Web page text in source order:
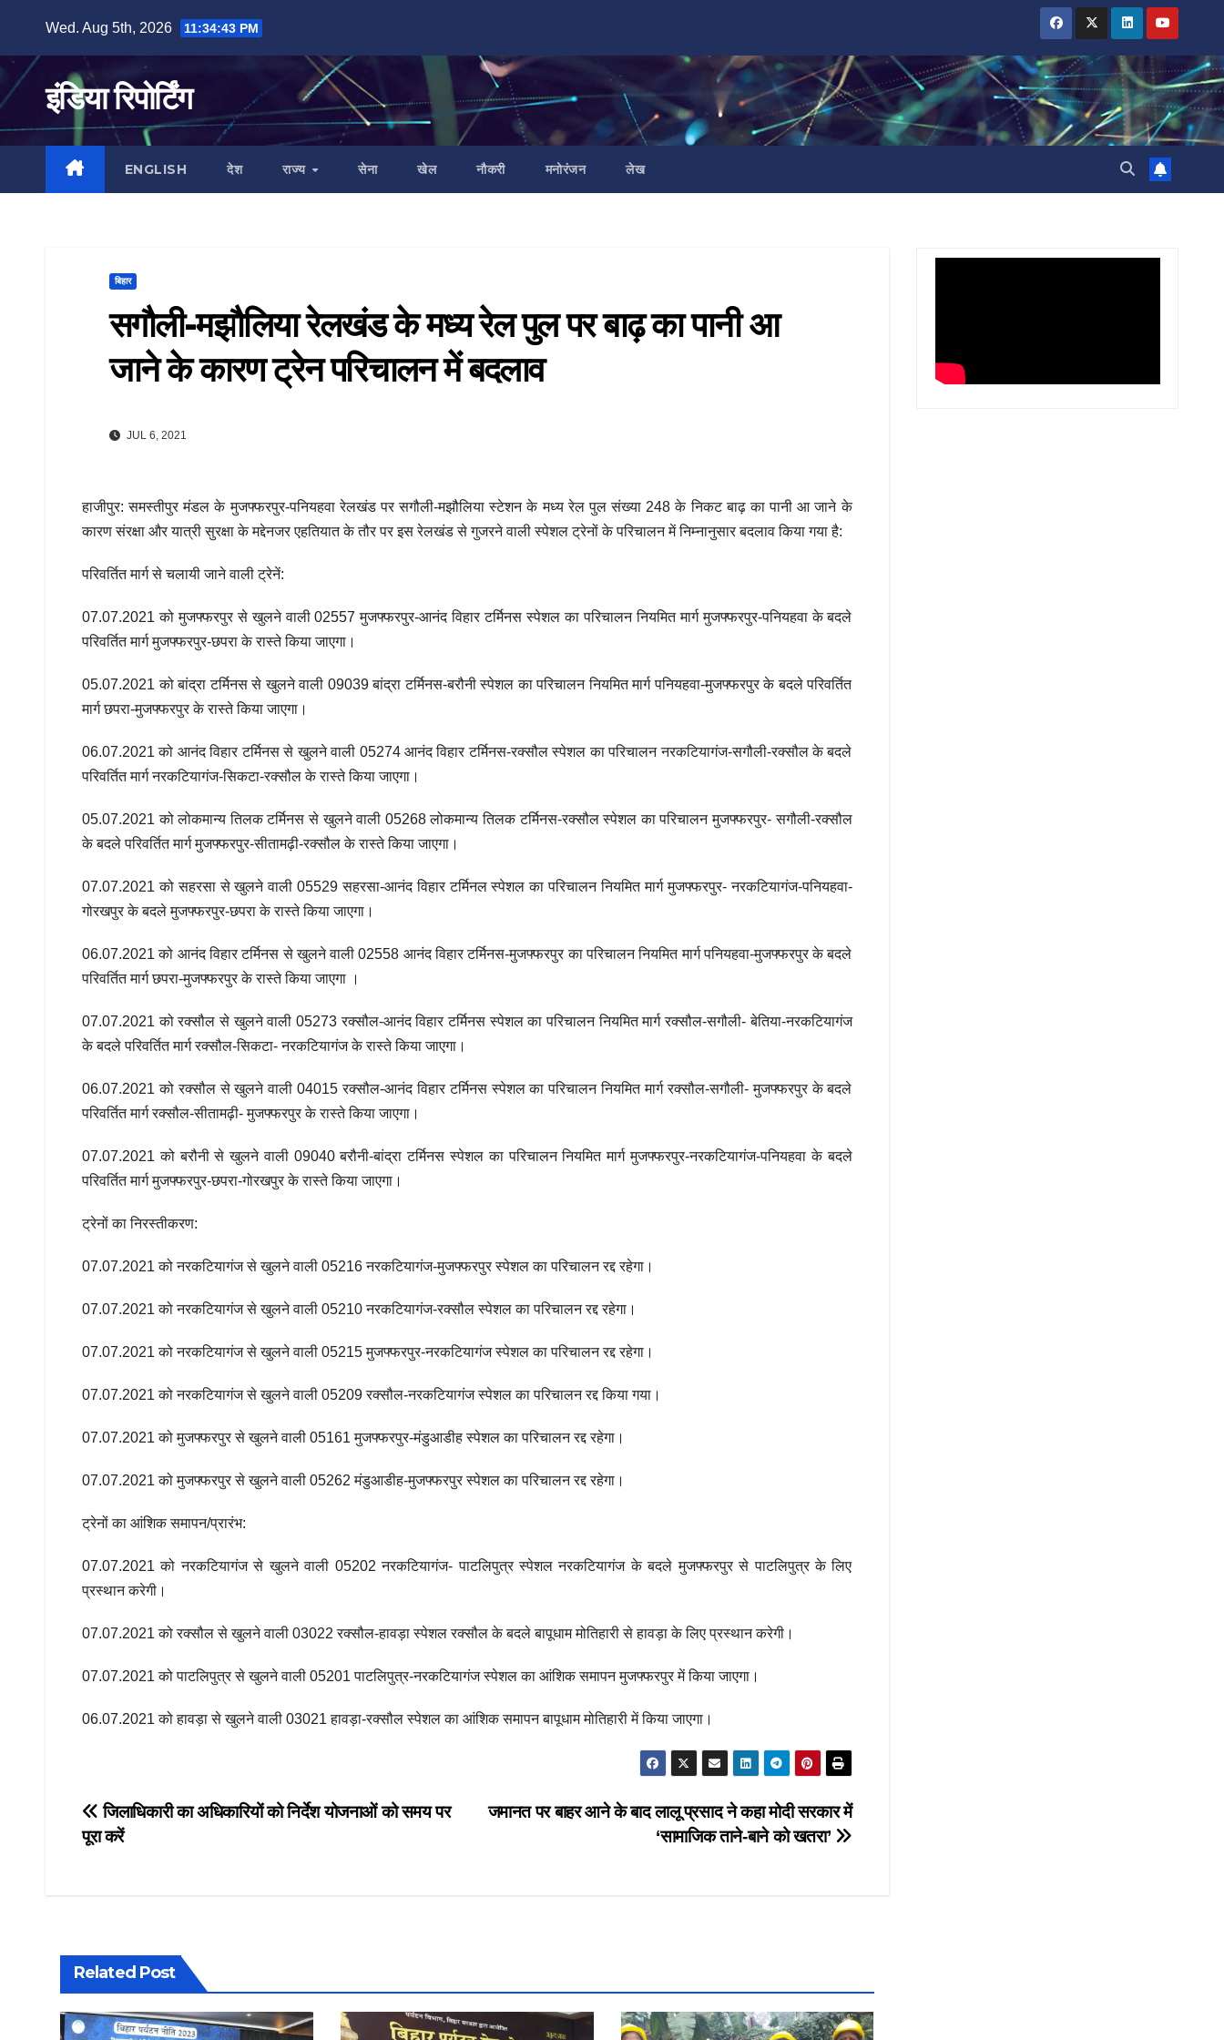
content
Wed. Aug 5th, 2026 11:34:44 PM
इंडिया रिपोर्टिंग
ENGLISH देश राज्य सेना खेल नौकरी मनोरंजन लेख
बिहार
सगौली-मझौलिया रेलखंड के मध्य रेल पुल पर बाढ़ का पानी आ
जाने के कारण ट्रेन परिचालन में बदलाव
JUL 6, 2021
हाजीपुर: समस्तीपुर मंडल के मुजफ्फरपुर-पनियहवा रेलखंड पर सगौली-मझौलिया स्टेशन के मध्य रेल पुल संख्या 248 के निकट बाढ़ का पानी आ जाने के
कारण संरक्षा और यात्री सुरक्षा के मद्देनजर एहतियात के तौर पर इस रेलखंड से गुजरने वाली स्पेशल ट्रेनों के परिचालन में निम्नानुसार बदलाव किया गया है:
परिवर्तित मार्ग से चलायी जाने वाली ट्रेनें:
07.07.2021 को मुजफ्फरपुर से खुलने वाली 02557 मुजफ्फरपुर-आनंद विहार टर्मिनस स्पेशल का परिचालन नियमित मार्ग मुजफ्फरपुर-पनियहवा के बदले
परिवर्तित मार्ग मुजफ्फरपुर-छपरा के रास्ते किया जाएगा।
05.07.2021 को बांद्रा टर्मिनस से खुलने वाली 09039 बांद्रा टर्मिनस-बरौनी स्पेशल का परिचालन नियमित मार्ग पनियहवा-मुजफ्फरपुर के बदले परिवर्तित
मार्ग छपरा-मुजफ्फरपुर के रास्ते किया जाएगा।
06.07.2021 को आनंद विहार टर्मिनस से खुलने वाली 05274 आनंद विहार टर्मिनस-रक्सौल स्पेशल का परिचालन नरकटियागंज-सगौली-रक्सौल के बदले
परिवर्तित मार्ग नरकटियागंज-सिकटा-रक्सौल के रास्ते किया जाएगा।
05.07.2021 को लोकमान्य तिलक टर्मिनस से खुलने वाली 05268 लोकमान्य तिलक टर्मिनस-रक्सौल स्पेशल का परिचालन मुजफ्फरपुर- सगौली-रक्सौल
के बदले परिवर्तित मार्ग मुजफ्फरपुर-सीतामढ़ी-रक्सौल के रास्ते किया जाएगा।
07.07.2021 को सहरसा से खुलने वाली 05529 सहरसा-आनंद विहार टर्मिनल स्पेशल का परिचालन नियमित मार्ग मुजफ्फरपुर- नरकटियागंज-पनियहवा-
गोरखपुर के बदले मुजफ्फरपुर-छपरा के रास्ते किया जाएगा।
06.07.2021 को आनंद विहार टर्मिनस से खुलने वाली 02558 आनंद विहार टर्मिनस-मुजफ्फरपुर का परिचालन नियमित मार्ग पनियहवा-मुजफ्फरपुर के बदले
परिवर्तित मार्ग छपरा-मुजफ्फरपुर के रास्ते किया जाएगा ।
07.07.2021 को रक्सौल से खुलने वाली 05273 रक्सौल-आनंद विहार टर्मिनस स्पेशल का परिचालन नियमित मार्ग रक्सौल-सगौली- बेतिया-नरकटियागंज
के बदले परिवर्तित मार्ग रक्सौल-सिकटा- नरकटियागंज के रास्ते किया जाएगा।
06.07.2021 को रक्सौल से खुलने वाली 04015 रक्सौल-आनंद विहार टर्मिनस स्पेशल का परिचालन नियमित मार्ग रक्सौल-सगौली- मुजफ्फरपुर के बदले
परिवर्तित मार्ग रक्सौल-सीतामढ़ी- मुजफ्फरपुर के रास्ते किया जाएगा।
07.07.2021 को बरौनी से खुलने वाली 09040 बरौनी-बांद्रा टर्मिनस स्पेशल का परिचालन नियमित मार्ग मुजफ्फरपुर-नरकटियागंज-पनियहवा के बदले
परिवर्तित मार्ग मुजफ्फरपुर-छपरा-गोरखपुर के रास्ते किया जाएगा।
ट्रेनों का निरस्तीकरण:
07.07.2021 को नरकटियागंज से खुलने वाली 05216 नरकटियागंज-मुजफ्फरपुर स्पेशल का परिचालन रद्द रहेगा।
07.07.2021 को नरकटियागंज से खुलने वाली 05210 नरकटियागंज-रक्सौल स्पेशल का परिचालन रद्द रहेगा।
07.07.2021 को नरकटियागंज से खुलने वाली 05215 मुजफ्फरपुर-नरकटियागंज स्पेशल का परिचालन रद्द रहेगा।
07.07.2021 को नरकटियागंज से खुलने वाली 05209 रक्सौल-नरकटियागंज स्पेशल का परिचालन रद्द किया गया।
07.07.2021 को मुजफ्फरपुर से खुलने वाली 05161 मुजफ्फरपुर-मंडुआडीह स्पेशल का परिचालन रद्द रहेगा।
07.07.2021 को मुजफ्फरपुर से खुलने वाली 05262 मंडुआडीह-मुजफ्फरपुर स्पेशल का परिचालन रद्द रहेगा।
ट्रेनों का आंशिक समापन/प्रारंभ:
07.07.2021 को नरकटियागंज से खुलने वाली 05202 नरकटियागंज- पाटलिपुत्र स्पेशल नरकटियागंज के बदले मुजफ्फरपुर से पाटलिपुत्र के लिए
प्रस्थान करेगी।
07.07.2021 को रक्सौल से खुलने वाली 03022 रक्सौल-हावड़ा स्पेशल रक्सौल के बदले बापूधाम मोतिहारी से हावड़ा के लिए प्रस्थान करेगी।
07.07.2021 को पाटलिपुत्र से खुलने वाली 05201 पाटलिपुत्र-नरकटियागंज स्पेशल का आंशिक समापन मुजफ्फरपुर में किया जाएगा।
06.07.2021 को हावड़ा से खुलने वाली 03021 हावड़ा-रक्सौल स्पेशल का आंशिक समापन बापूधाम मोतिहारी में किया जाएगा।
Post
navigation
जमानत पर बाहर आने के बाद लालू प्रसाद ने कहा मोदी सरकार में
‘सामाजिक ताने-बाने को खतरा’
जिलाधिकारी का अधिकारियों को निर्देश योजनाओं को समय पर
पूरा करें
Related Post